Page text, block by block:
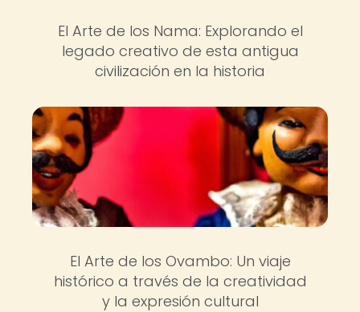
El Arte de los Nama: Explorando el
legado creativo de esta antigua
civilización en la historia
El Arte de los Ovambo: Un viaje
histórico a través de la creatividad
y la expresión cultural